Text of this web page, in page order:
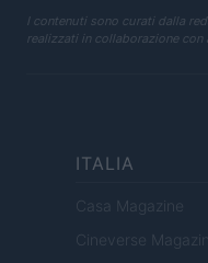
I contenuti sono curati dalla
realizzati in collaborazione con
ITALIA
Casa Magazine
Cineverse